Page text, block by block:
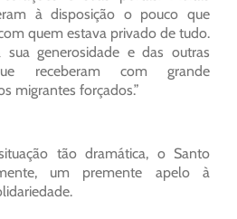
à disposição o pouco que
quem estava privado de tudo.
sua generosidade e das outras
receberam com grande
migrantes forçados.”
tão dramática, o Santo
um premente apelo à